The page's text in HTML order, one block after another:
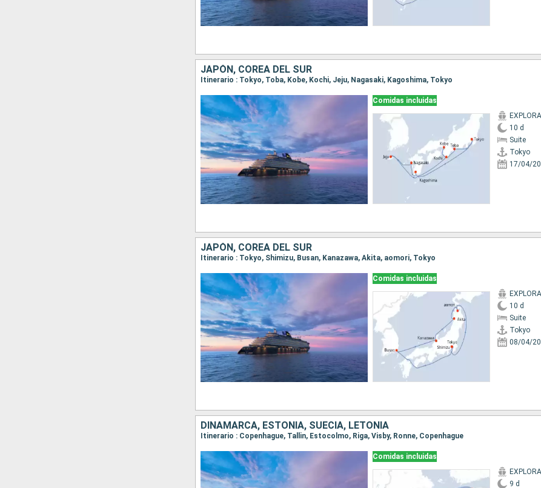
JAPÓN, COREA DEL SUR
Itinerario : Tokyo, Toba, Kobe, Kochi, Jeju, Nagasaki, Kagoshima, Tokyo
Comidas incluidas
EXPLORA
10 d
Suite
Tokyo
17/04/
JAPÓN, COREA DEL SUR
Itinerario : Tokyo, Shimizu, Busan, Kanazawa, Akita, aomori, Tokyo
Comidas incluidas
EXPLORA
10 d
Suite
Tokyo
08/04/
DINAMARCA, ESTONIA, SUECIA, LETONIA
Itinerario : Copenhague, Tallin, Estocolmo, Riga, Visby, Ronne, Copenhague
Comidas incluidas
EXPLORA
9 d